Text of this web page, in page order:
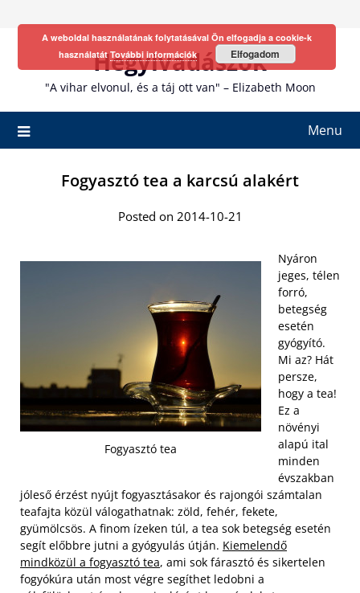
Hegyivadászok
"A vihar elvonul, és a táj ott van" – Elizabeth Moon
Menu
Fogyasztó tea a karcsú alakért
Posted on 2014-10-21
Fogyasztó tea
Nyáron
jeges, télen
forró,
betegség
esetén
gyógyító.
Mi az? Hát
persze,
hogy a tea!
Ez a
növényi
alapú ital
minden
évszakban
jóleső érzést nyújt fogyasztásakor és rajongói számtalan
teafajta közül válogathatnak: zöld, fehér, fekete,
gyümölcsös. A finom ízeken túl, a tea sok betegség esetén
segít előbbre jutni a gyógyulás útján. Kiemelendő
mindközül a fogyasztó tea, ami sok fárasztó és sikertelen
fogyókúra után most végre segíthet ledobni a
A weboldal használatának folytatásával Ön elfogadja a cookie-k
használatátTovábbi információk Elfogadom